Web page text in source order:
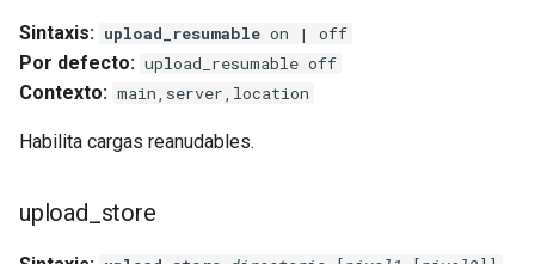
lrucache
macaroons
mail
maxminddb
Sintaxis: upload_resumable on | off
Por defecto: upload_resumable off
Contexto: main,server,location
Habilita cargas reanudables.
upload_store